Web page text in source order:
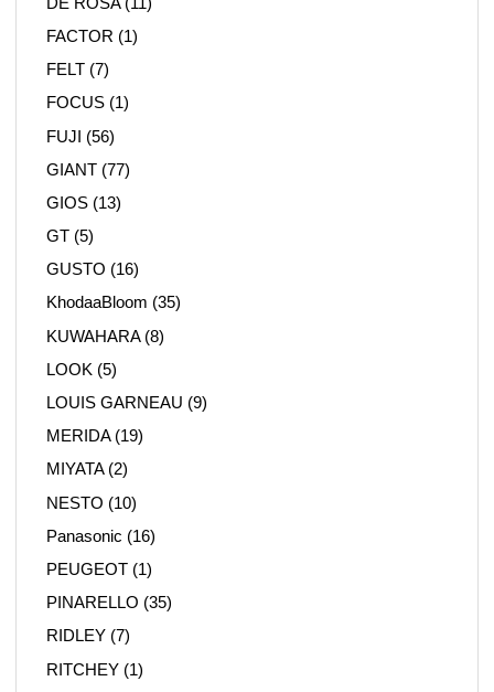
FACTOR (1)
FELT (7)
FOCUS (1)
FUJI (56)
GIANT (77)
GIOS (13)
GT (5)
GUSTO (16)
KhodaaBloom (35)
KUWAHARA(8)
LOOK (5)
LOUIS GARNEAU (9)
MERIDA(19)
MIYATA(2)
NESTO (10)
Panasonic (16)
PEUGEOT (1)
PINARELLO (35)
RIDLEY (7)
RITCHEY (1)